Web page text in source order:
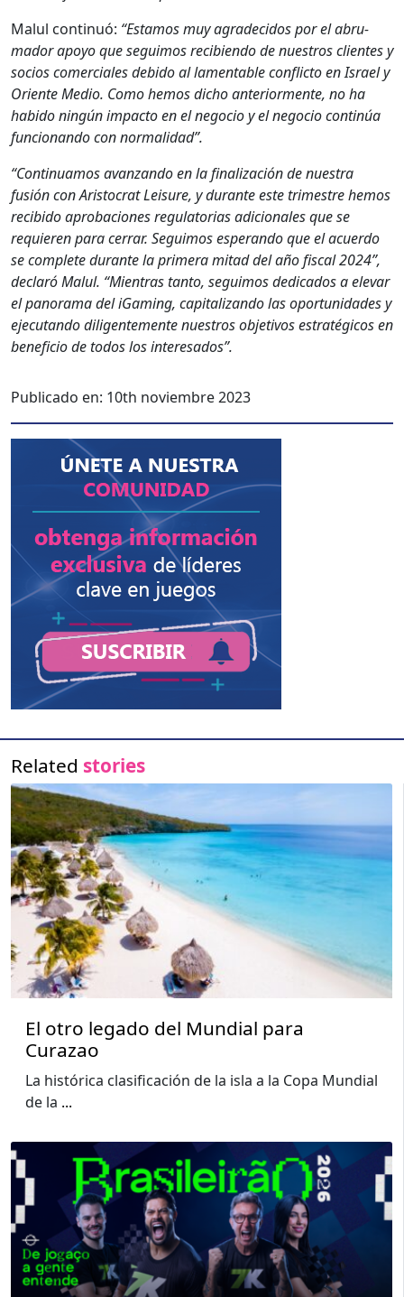
Malul con­tin­uó: “Esta­mos muy agrade­ci­dos por el abru­
mador apoyo que seguimos reci­bi­en­do de nue­stros clientes y
socios com­er­ciales debido al lam­en­ta­ble con­flic­to en Israel y
Ori­ente Medio. Como hemos dicho ante­ri­or­mente, no ha
habido ningún impacto en el nego­cio y el nego­cio con­tinúa
fun­cio­nan­do con nor­mal­i­dad”.
“Con­tin­u­amos avan­zan­do en la final­ización de nues­tra
fusión con Aris­to­crat Leisure, y durante este trimestre hemos
recibido aproba­ciones reg­u­la­to­rias adi­cionales que se
requieren para cer­rar. Seguimos esperan­do que el acuer­do
se com­plete durante la primera mitad del año fis­cal 2024”,
declaró Malul. “Mien­tras tan­to, seguimos ded­i­ca­dos a ele­var
el panora­ma del iGam­ing, cap­i­tal­izan­do las opor­tu­nidades y
eje­cu­tan­do dili­gen­te­mente nue­stros obje­tivos estratégi­cos en
ben­efi­cio de todos los intere­sa­dos”.
Publicado en: 10th noviembre 2023
Related stories
El otro legado del Mundial para
Curazao
La histórica clasificación de la isla a la Copa Mundial
de la ...